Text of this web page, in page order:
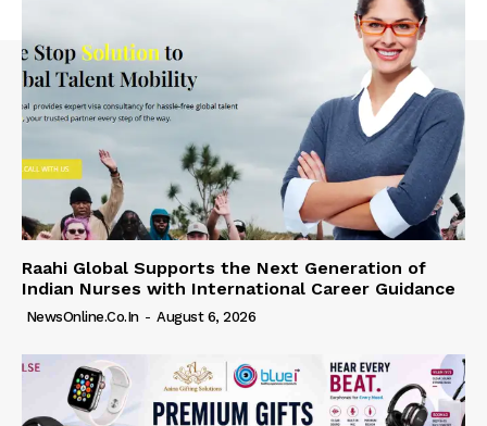
Raahi Global Supports the Next Generation of
Indian Nurses with International Career Guidance
NewsOnline.co.in - August 6, 2026